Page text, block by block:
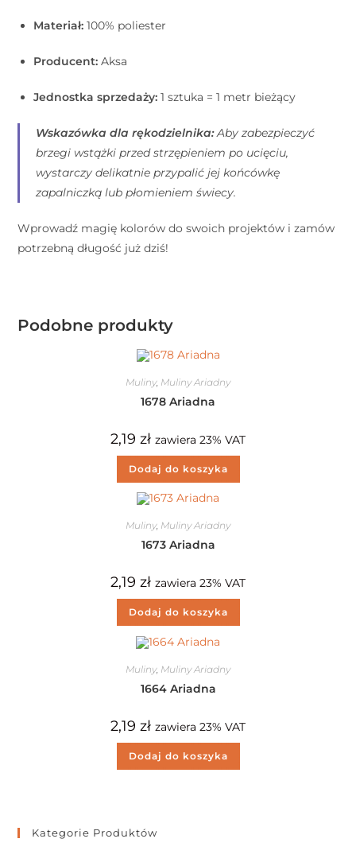
Materiał: 100% poliester
Producent: Aksa
Jednostka sprzedaży: 1 sztuka = 1 metr bieżący
Wskazówka dla rękodzielnika:Aby zabezpieczyć
brzegi wstążki przed strzępieniem po ucięciu,
wystarczy delikatnie przypalić jej końcówkę
zapalniczką lub płomieniem świecy.
Wprowadź magię kolorów do swoich projektów i zamów
potrzebną długość już dziś!
Podobne produkty
Muliny, Muliny Ariadny
1678 Ariadna
2,19 zł zawiera 23% VAT
Dodaj do koszyka
Muliny, Muliny Ariadny
1673 Ariadna
2,19 zł zawiera 23% VAT
Dodaj do koszyka
Muliny, Muliny Ariadny
1664 Ariadna
2,19 zł zawiera 23% VAT
Dodaj do koszyka
Kategorie Produktów